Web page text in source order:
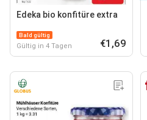
Edeka bio konfitüre extra
Bald gültig
Gültig in 4 Tagen €1,69